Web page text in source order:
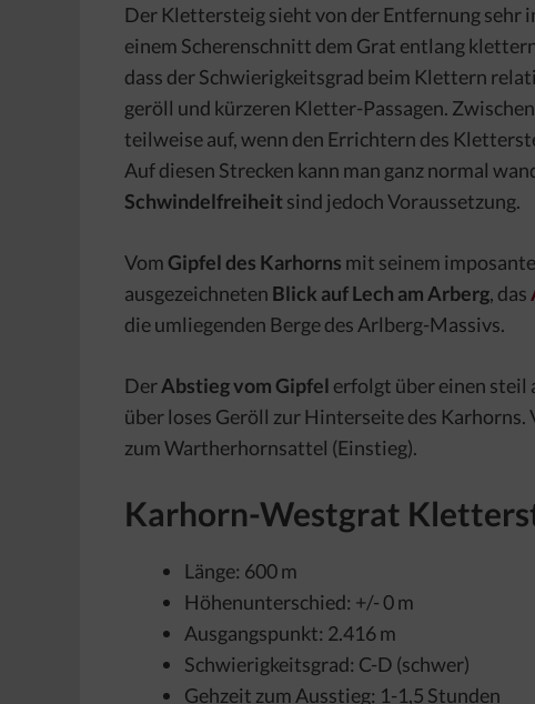
Der Klettersteig sieht von der Entfernung sehr
einem Scherenschnitt dem Grat entlang
dass der Schwierigkeitsgrad beim Klettern
geröll und kürzeren Kletter-Passagen.
teilweise auf, wenn den Errichtern des
Auf diesen Strecken kann man ganz normal
Schwindelfreiheit sind jedoch Voraussetzung.
VomGipfel des Karhorns mit seinem
ausgezeichneten Blick auf Lech am Arberg, das
die umliegenden Berge des Arlberg-Massivs.
DerAbstieg vom Gipfel erfolgt über einen steil
über loses Geröll zur Hinterseite des
zum Wartherhornsattel (Einstieg).
Karhorn-Westgrat
Länge: 600 m
Höhenunterschied: +/- 0 m
Ausgangspunkt: 2.416 m
Schwierigkeitsgrad: C-D (schwer)
Gehzeit zum Ausstieg: 1-1,5 Stunden